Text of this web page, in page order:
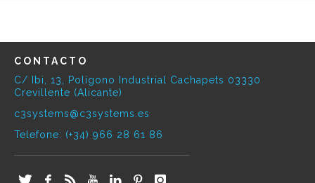
CONTACTO
C/ Ibi, 13, Polígono Industrial Cachapets 03330
Crevillente (Alicante)
c3systems@c3systems.es
Telefone: (+34) 966 28 61 86